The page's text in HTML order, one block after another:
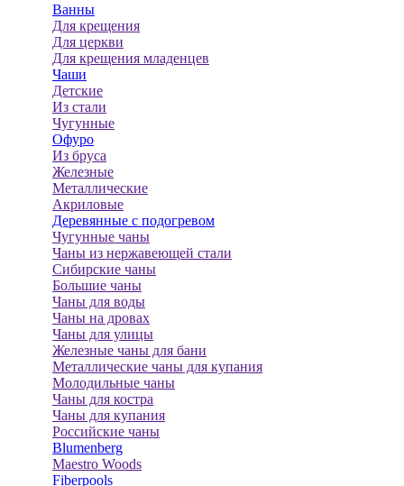
Ванны
Для крещения
Для церкви
Для крещения младенцев
Чаши
Детские
Из стали
Чугунные
Офуро
Из бруса
Железные
Металлические
Акриловые
Деревянные с подогревом
Чугунные чаны
Чаны из нержавеющей стали
Сибирские чаны
Большие чаны
Чаны для воды
Чаны на дровах
Чаны для улицы
Железные чаны для бани
Металлические чаны для купания
Молодильные чаны
Чаны для костра
Чаны для купания
Российские чаны
Blumenberg
Maestro Woods
Fiberpools